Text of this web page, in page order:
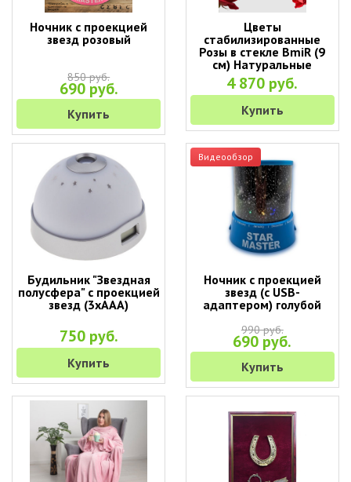
Ночник с проекцией
звезд розовый
850 руб.
690 руб.
Купить
Цветы
стабилизированные
Розы в стекле BmiR (9
см) Натуральные
стабилизированные
цветы в вакууме
4 870 руб.
Купить
Будильник "Звездная
полусфера" с проекцией
звезд (3хААА)
750 руб.
Купить
Видеообзор
Ночник с проекцией
звезд (с USB-
адаптером) голубой
990 руб.
690 руб.
Купить